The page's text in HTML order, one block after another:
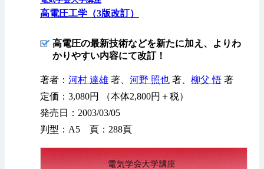
高電圧工学（3版改訂）
高電圧の最新技術などを新たに加え、よりわ
かりやすい内容にて改訂！
著者： 河村 達雄 著、 河野 照也 著、 柳父 悟 著
定価：3,080円 （本体2,800円＋税）
発売日：2003/03/05
判型：A5 頁：288頁